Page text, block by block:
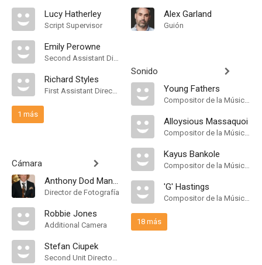
Lucy Hatherley
Script Supervisor
Emily Perowne
Second Assistant Director
Richard Styles
First Assistant Director
1 más
Cámara
Anthony Dod Mantle
Director de Fotografía
Robbie Jones
Additional Camera
Stefan Ciupek
Second Unit Director of Photography, "B" Camera Operator
Alex Garland
Guión
Sonido
Young Fathers
Compositor de la Música Original
Alloysious Massaquoi
Compositor de la Música Original
Kayus Bankole
Compositor de la Música Original
'G' Hastings
Compositor de la Música Original
18 más